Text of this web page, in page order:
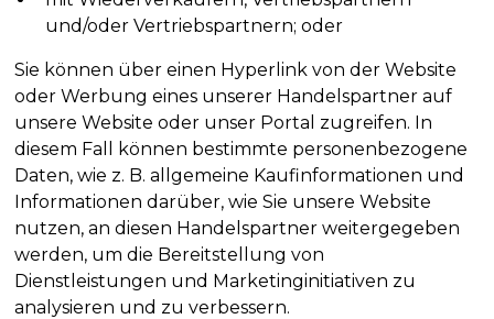
und/oder Vertriebspartnern; oder
Sie können über einen Hyperlink von der Website
oder Werbung eines unserer Handelspartner auf
unsere Website oder unser Portal zugreifen. In
diesem Fall können bestimmte personenbezogene
Daten, wie z. B. allgemeine Kaufinformationen und
Informationen darüber, wie Sie unsere Website
nutzen, an diesen Handelspartner weitergegeben
werden, um die Bereitstellung von
Dienstleistungen und Marketinginitiativen zu
analysieren und zu verbessern.